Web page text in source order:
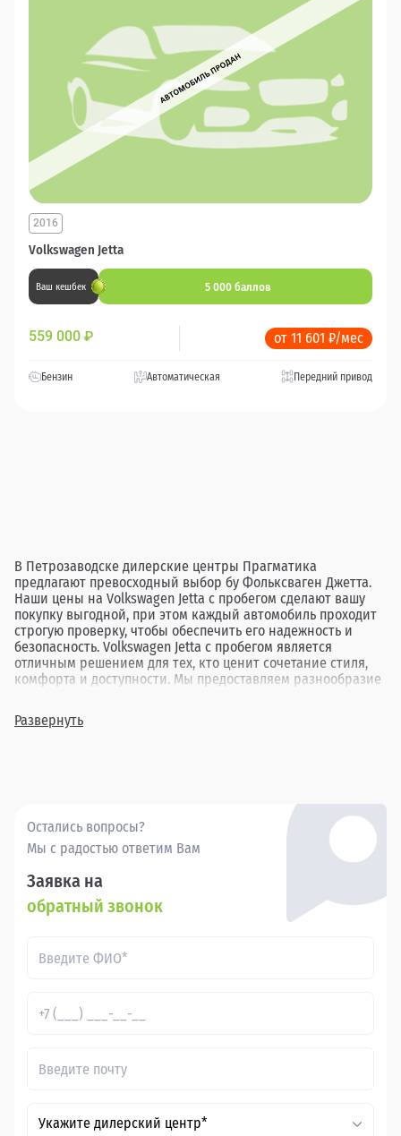
Volkswagen Jetta
2016
Ваш кешбек 5 000 баллов
559 000 ₽ от 11 601 ₽/мес
Бензин Автоматическая Передний привод
В Петрозаводске дилерские центры Прагматика
предлагают превосходный выбор бу Фольксваген Джетта.
Наши цены на Volkswagen Jetta с пробегом сделают вашу
покупку выгодной, при этом каждый автомобиль проходит
строгую проверку, чтобы обеспечить его надежность и
безопасность. Volkswagen Jetta с пробегом является
отличным решением для тех, кто ценит сочетание стиля,
комфорта и доступности. Мы предоставляем разнообразие
возможность подобрать автомобиль, идеально
соответствующий вашим требованиям. Обратившись в
Развернуть
Остались вопросы?
Мы с радостью ответим Вам
Заявка на
обратный звонок
Укажите дилерский центр*